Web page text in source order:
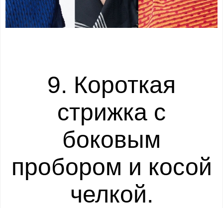
9. Короткая
стрижка с
боковым
пробором и косой
челкой.